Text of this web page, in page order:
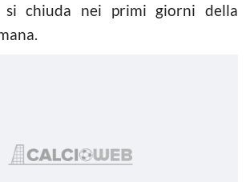
si chiuda nei primi giorni della